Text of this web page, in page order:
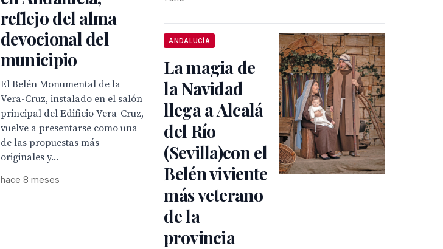
reflejo del alma
devocional del
municipio
El Belén Monumental de la
Vera-Cruz, instalado en el salón
principal del Edificio Vera-Cruz,
vuelve a presentarse como una
de las propuestas más
originales y...
hace 8 meses
ANDALUCÍA
La magia de
la Navidad
llega a Alcalá
del Río
(Sevilla)con el
Belén viviente
más veterano
de la
provincia